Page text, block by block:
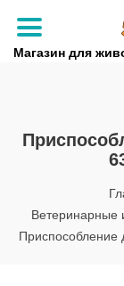
Магазин для
Ветеринарные
Приспособление